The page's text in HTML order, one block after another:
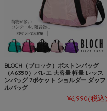
BLOCH（ブロック）ボストンバッグ
（A6350）バレエ 大容量 軽量 レッス
ンバッグ 7ポケット ショルダー ダッフ
ルバッグ
¥6,990(税込)